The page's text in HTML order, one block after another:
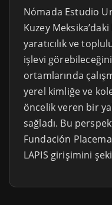
Nómada Estudio
Kuzey
yaratıcılık ve
işlevi
ortamlarında
yerel kimliğe ve
öncelik veren bir
sağladı. Bu
Fundación
LAPIS girişimini